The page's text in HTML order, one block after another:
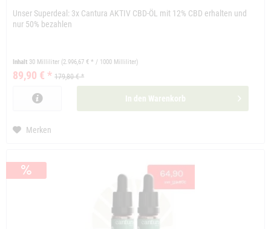
Unser Superdeal: 3x Cantura AKTIV CBD-ÖL mit 12% CBD erhalten und
nur 50% bezahlen
Inhalt 30 Milliliter (2.996,67 € * / 1000 Milliliter)
89,90 € * 179,80 € *
In den Warenkorb
Merken